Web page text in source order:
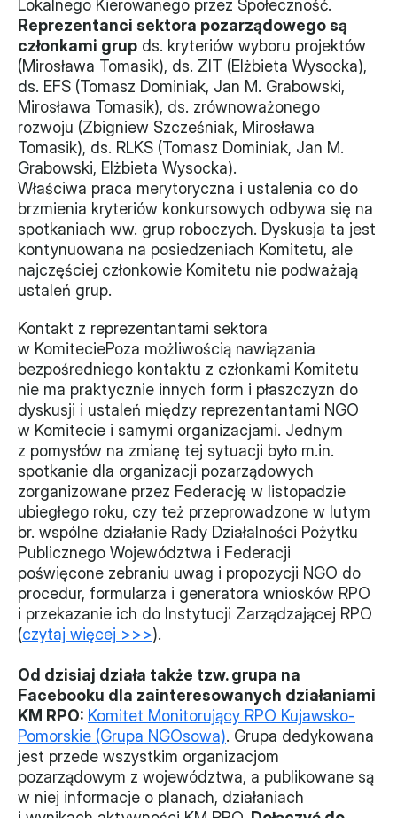
Reprezentanci sektora pozarządowego są
członkami grup ds. kryteriów wyboru projektów
(Mirosława Tomasik), ds. ZIT (Elżbieta Wysocka),
ds. EFS (Tomasz Dominiak, Jan M. Grabowski,
Mirosława Tomasik), ds. zrównoważonego
rozwoju (Zbigniew Szcześniak, Mirosława
Tomasik), ds. RLKS (Tomasz Dominiak, Jan M.
Grabowski, Elżbieta Wysocka).
Właściwa praca merytoryczna i ustalenia co do
brzmienia kryteriów konkursowych odbywa się na
spotkaniach ww. grup roboczych. Dyskusja ta jest
kontynuowana na posiedzeniach Komitetu, ale
najczęściej członkowie Komitetu nie podważają
ustaleń grup.
Kontakt z reprezentantami sektora
w KomiteciePoza możliwością nawiązania
bezpośredniego kontaktu z członkami Komitetu
nie ma praktycznie innych form i płaszczyzn do
dyskusji i ustaleń między reprezentantami NGO
w Komitecie i samymi organizacjami. Jednym
z pomysłów na zmianę tej sytuacji było m.in.
spotkanie dla organizacji pozarządowych
zorganizowane przez Federację w listopadzie
ubiegłego roku, czy też przeprowadzone w lutym
br. wspólne działanie Rady Działalności Pożytku
Publicznego Województwa i Federacji
poświęcone zebraniu uwag i propozycji NGO do
procedur, formularza i generatora wniosków RPO
i przekazanie ich do Instytucji Zarządzającej RPO
(czytaj więcej >>>).
Od dzisiaj działa także tzw. grupa na
Facebooku dla zainteresowanych działaniami
KM RPO: Komitet Monitorujący RPO Kujawsko-
Pomorskie (Grupa NGOsowa). Grupa dedykowana
jest przede wszystkim organizacjom
pozarządowym z województwa, a publikowane są
w niej informacje o planach, działaniach